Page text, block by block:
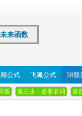
来函数
公式 飞狐公式 58股
股 第三步：必要名词 第